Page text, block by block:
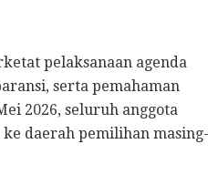
pelaksanaan agenda
serta pemahaman
2026, seluruh anggota
daerah pemilihan masing-